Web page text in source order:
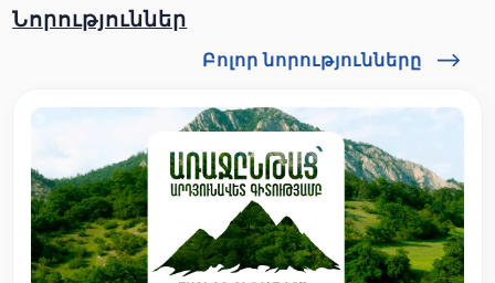
Նորություններ
Բոլոր նորությունները